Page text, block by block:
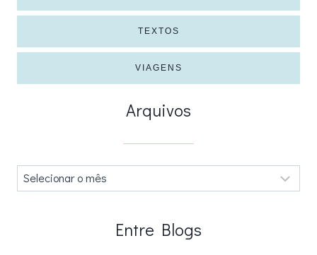
TEXTOS
VIAGENS
Arquivos
Arquivos
Entre Blogs